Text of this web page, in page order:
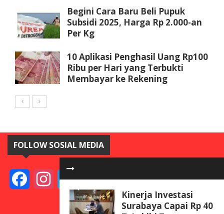
Kinerja Investasi
Surabaya Capai Rp 40
Begini Cara Baru Beli Pupuk
Subsidi 2025, Harga Rp 2.000-an
Per Kg
10 Aplikasi Penghasil Uang Rp100
Ribu per Hari yang Terbukti
Membayar ke Rekening
FOLLOW SOSIAL MEDIA
FacebookInstagramTwitterYouTube